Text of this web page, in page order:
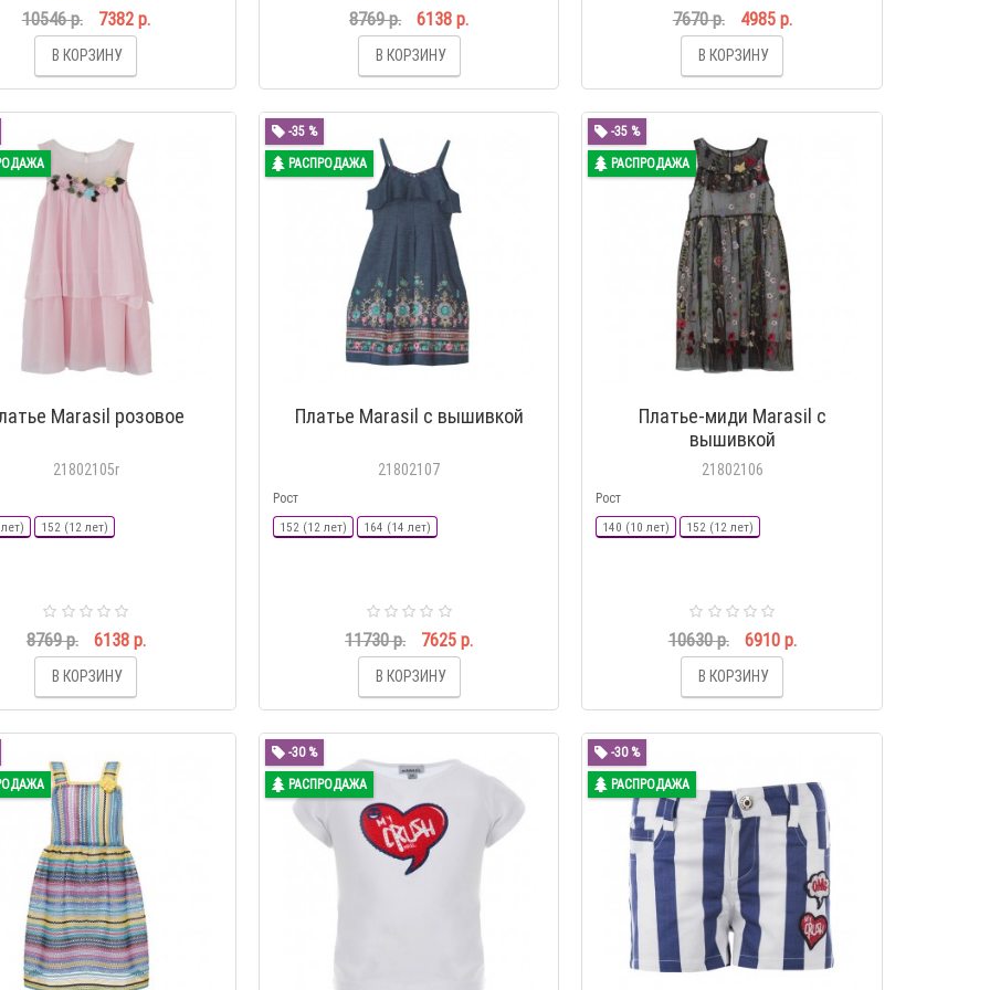
10546 р. 7382 р.
В КОРЗИНУ
8769 р. 6138 р.
В КОРЗИНУ
7670 р. 4985 р.
В КОРЗИНУ
Marasil розовое
21802105r
152 (12 лет)
8769 р. 6138 р.
В КОРЗИНУ
-35 %
РАСПРОДАЖА
Платье Marasil с вышивкой
21802107
Рост
152 (12 лет) 164 (14 лет)
11730 р. 7625 р.
В КОРЗИНУ
-35 %
РАСПРОДАЖА
Платье-миди Marasil с
вышивкой
21802106
Рост
140 (10 лет) 152 (12 лет)
10630 р. 6910 р.
В КОРЗИНУ
-30 %
РАСПРОДАЖА
-30 %
РАСПРОДАЖА